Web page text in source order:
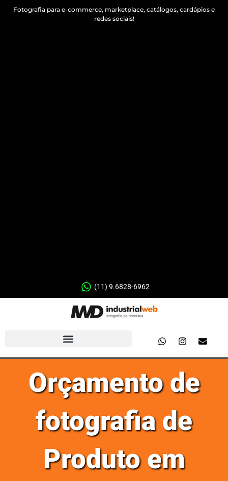
Fotografia para e-commerce, marketplace, catálogos, cardápios e
redes sociais!
(11) 9.6828-6962
Orçamento de
fotografia de
Produto em